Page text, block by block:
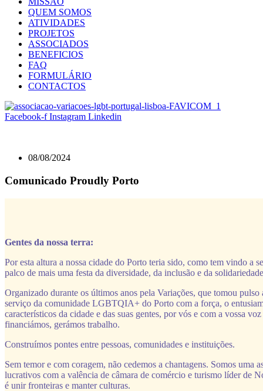
QUEM SOMOS
ATIVIDADES
PROJETOS
ASSOCIADOS
BENEFICIOS
FAQ
FORMULÁRIO
CONTACTOS
Facebook-f Instagram Linkedin
08/08/2024
Comunicado Proudly Porto
Gentes da nossa terra:
Por esta altura a nossa cidade do Porto teria sido, como tem vindo a
palco de mais uma festa da diversidade, da inclusão e da
Organizado durante os últimos anos pela Variações, que tomou
serviço da comunidade LGBTQIA+ do Porto com a força, o
característicos da cidade e das suas gentes, por vós e com a vossa
financiámos, gerámos trabalho.
Construímos pontes entre pessoas, comunidades e instituições.
Sem temor e com coragem, não cedemos a chantagens. Somos uma
lucrativos com a valência de câmara de comércio e turismo líder de
é unir fronteiras e manter culturas.